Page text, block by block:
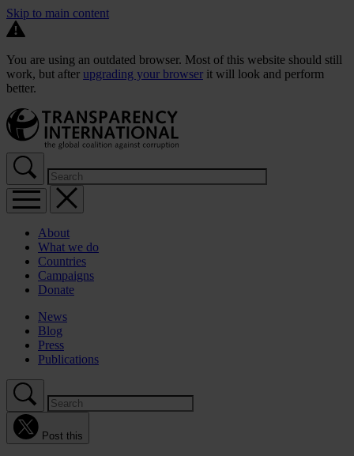
Skip to main content
You are using an outdated browser. Most of this website should still
work, but after upgrading your browser it will look and perform
better.
About
What we do
Countries
Campaigns
Donate
News
Blog
Press
Publications
Post this